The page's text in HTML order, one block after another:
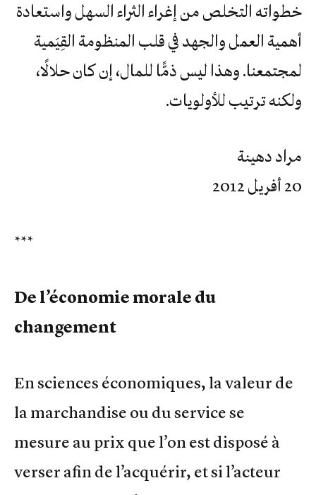
خطواته التخلص من إغراء الثراء السهل واستعادة
أهمية العمل والجهد في قلب المنظومة القِيَمية
لمجتمعنا. وهذا ليس ذمًّا للمال، إن كان حلالًا،
ولكنه ترتيب للأولويات.
مراد دهينة
20 أفريل 2012
***
De l’économie morale du
changement
En sciences économiques, la valeur de
la marchandise ou du service se
mesure au prix que l’on est disposé à
verser afin de l’acquérir, et si l’acteur